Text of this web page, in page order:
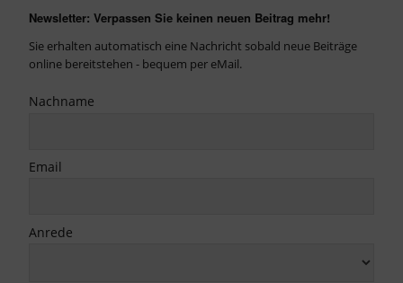
Newsletter: Verpassen Sie keinen neuen Beitrag mehr!
Sie erhalten automatisch eine Nachricht sobald neue Beiträge
online bereitstehen - bequem per eMail.
Nachname
Email
Anrede